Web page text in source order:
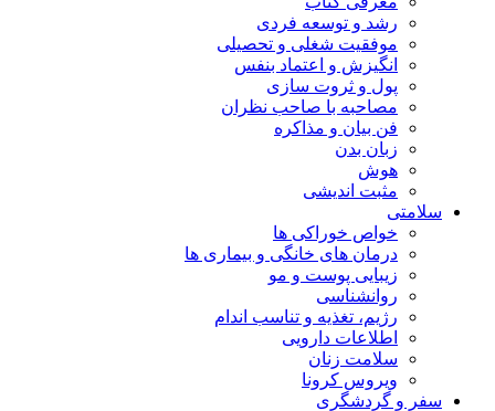
رشد و توسعه فردی
موفقیت شغلی و تحصیلی
انگیزش و اعتماد بنفس
پول و ثروت سازی
مصاحبه با صاحب نظران
فن بیان و مذاکره
زبان بدن
هوش
مثبت اندیشی
سلامتی
خواص خوراکی ها
درمان های خانگی و بیماری ها
زیبایی پوست و مو
روانشناسی
رژیم، تغذیه و تناسب اندام
اطلاعات دارویی
سلامت زنان
ویروس کرونا
سفر و گردشگری